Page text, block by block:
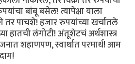
बांबू बसेल! त्यापेक्षा याला
तर पाचशे! हजार रुपयांच्या खर्चातले
हातची लंगोटी! अंतूशेटचं अर्थशास्त्र
शहाणपण, स्वार्थात परमार्थ! आम